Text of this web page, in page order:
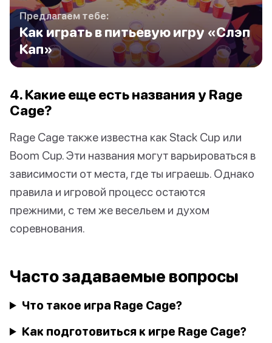
Предлагаем тебе:
Как играть в питьевую игру «Слэп
Кап»
4. Какие еще есть названия у Rage
Cage?
Rage Cage также известна как Stack Cup или
Boom Cup. Эти названия могут варьироваться в
зависимости от места, где ты играешь. Однако
правила и игровой процесс остаются
прежними, с тем же весельем и духом
соревнования.
Часто задаваемые вопросы
Что такое игра Rage Cage?
Как подготовиться к игре Rage Cage?